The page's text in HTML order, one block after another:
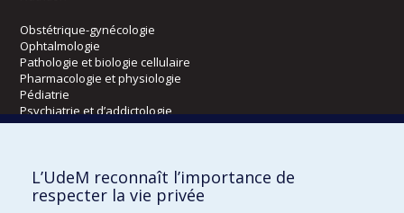
Obstétrique-gynécologie
Ophtalmologie
Pathologie et biologie cellulaire
Pharmacologie et physiologie
Pédiatrie
Psychiatrie et d’addictologie
Radiologie, radio-oncologie et médecine nucléaire
Écoles
L’UdeM reconnaît l’importance de
respecter la vie privée